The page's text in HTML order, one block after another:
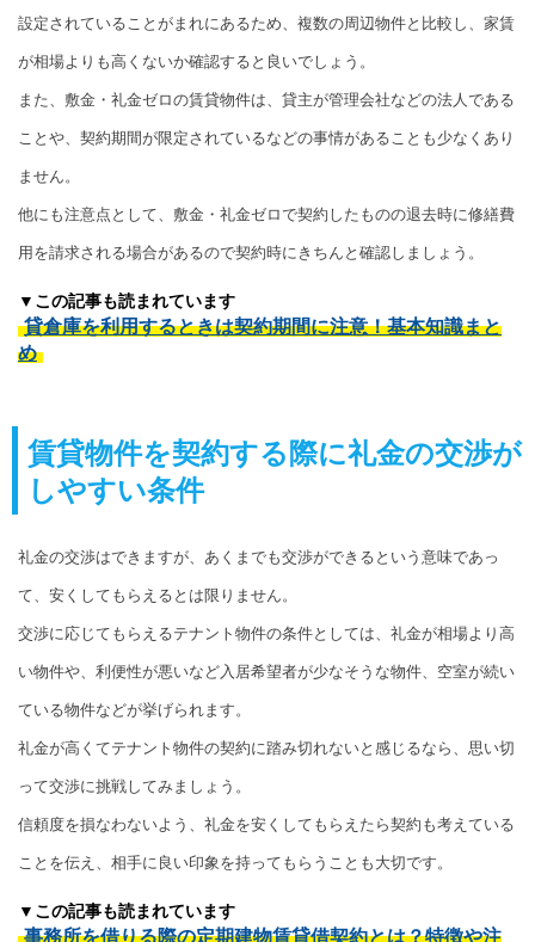
設定されていることがまれにあるため、複数の周辺物件と比較し、家賃
が相場よりも高くないか確認すると良いでしょう。
また、敷金・礼金ゼロの賃貸物件は、貸主が管理会社などの法人である
ことや、契約期間が限定されているなどの事情があることも少なくあり
ません。
他にも注意点として、敷金・礼金ゼロで契約したものの退去時に修繕費
用を請求される場合があるので契約時にきちんと確認しましょう。
▼この記事も読まれています
貸倉庫を利用するときは契約期間に注意！基本知識まと
め
賃貸物件を契約する際に礼金の交渉が
しやすい条件
礼金の交渉はできますが、あくまでも交渉ができるという意味であっ
て、安くしてもらえるとは限りません。
交渉に応じてもらえるテナント物件の条件としては、礼金が相場より高
い物件や、利便性が悪いなど入居希望者が少なそうな物件、空室が続い
ている物件などが挙げられます。
礼金が高くてテナント物件の契約に踏み切れないと感じるなら、思い切
って交渉に挑戦してみましょう。
信頼度を損なわないよう、礼金を安くしてもらえたら契約も考えている
ことを伝え、相手に良い印象を持ってもらうことも大切です。
▼この記事も読まれています
事務所を借りる際の定期建物賃貸借契約とは？特徴や注